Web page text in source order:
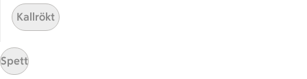
ICA Gruppen
ICA Nära
ICA Supermarket
ICA Kvantum
Kallrökt
Spett